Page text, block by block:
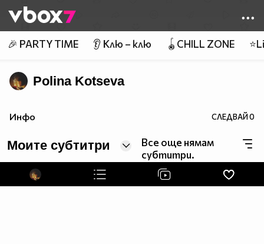
👾
🎉 PARTY TIME 👂 Клю – клю 🪀CHILL ZONE
Polina Kotseva
Инфо СЛЕДВАЙ0
Моите субтитри
Все още нямам
субтитри.